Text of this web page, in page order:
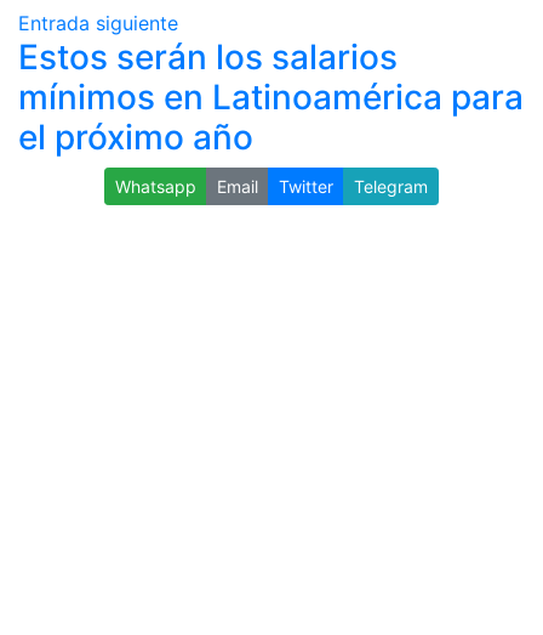
Entrada siguiente
Estos serán los salarios
mínimos en Latinoamérica para
el próximo año
Whatsapp Email Twitter Telegram